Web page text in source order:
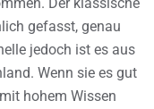
gefasst, genau
jedoch ist es aus
Wenn sie es gut
hohem Wissen